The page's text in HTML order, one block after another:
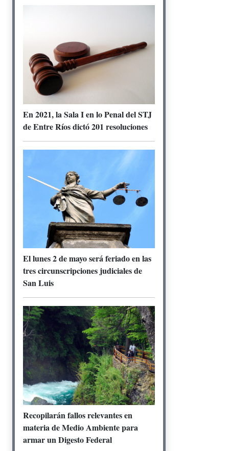
En 2021, la Sala I en lo Penal del STJ
de Entre Ríos dictó 201 resoluciones
El lunes 2 de mayo será feriado en las
tres circunscripciones judiciales de
San Luis
Recopilarán fallos relevantes en
materia de Medio Ambiente para
armar un Digesto Federal